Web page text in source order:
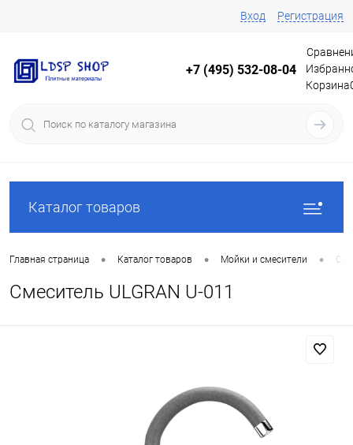
Вход Регистрация
+7 (495) 532-08-04
Корзина
Каталог товаров
Главная страница • Каталог товаров • Мойки и смесители •
Смеситель ULGRAN U-011